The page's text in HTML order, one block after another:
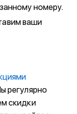
номеру.
ваши
регулярно
скидки